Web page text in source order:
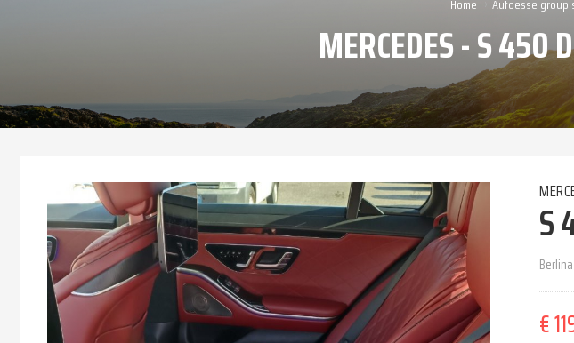
Home Autoesse group
MERCEDES - S 450
S
Berlina
€